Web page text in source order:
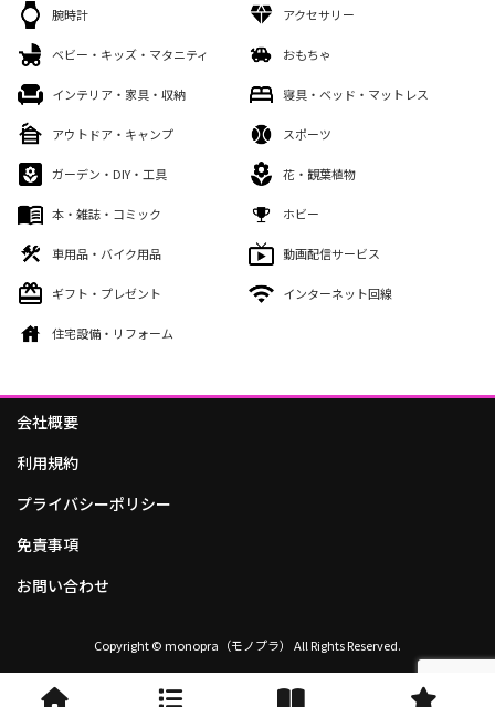
腕時計 アクセサリー
ベビー・キッズ・マタニティ おもちゃ
インテリア・家具・収納 寝具・ベッド・マットレス
アウトドア・キャンプ スポーツ
ガーデン・DIY・工具 花・観葉植物
本・雑誌・コミック ホビー
車用品・バイク用品 動画配信サービス
ギフト・プレゼント インターネット回線
住宅設備・リフォーム
会社概要
利用規約
プライバシーポリシー
免責事項
お問い合わせ
Copyright © monopra（モノプラ） All Rights Reserved.